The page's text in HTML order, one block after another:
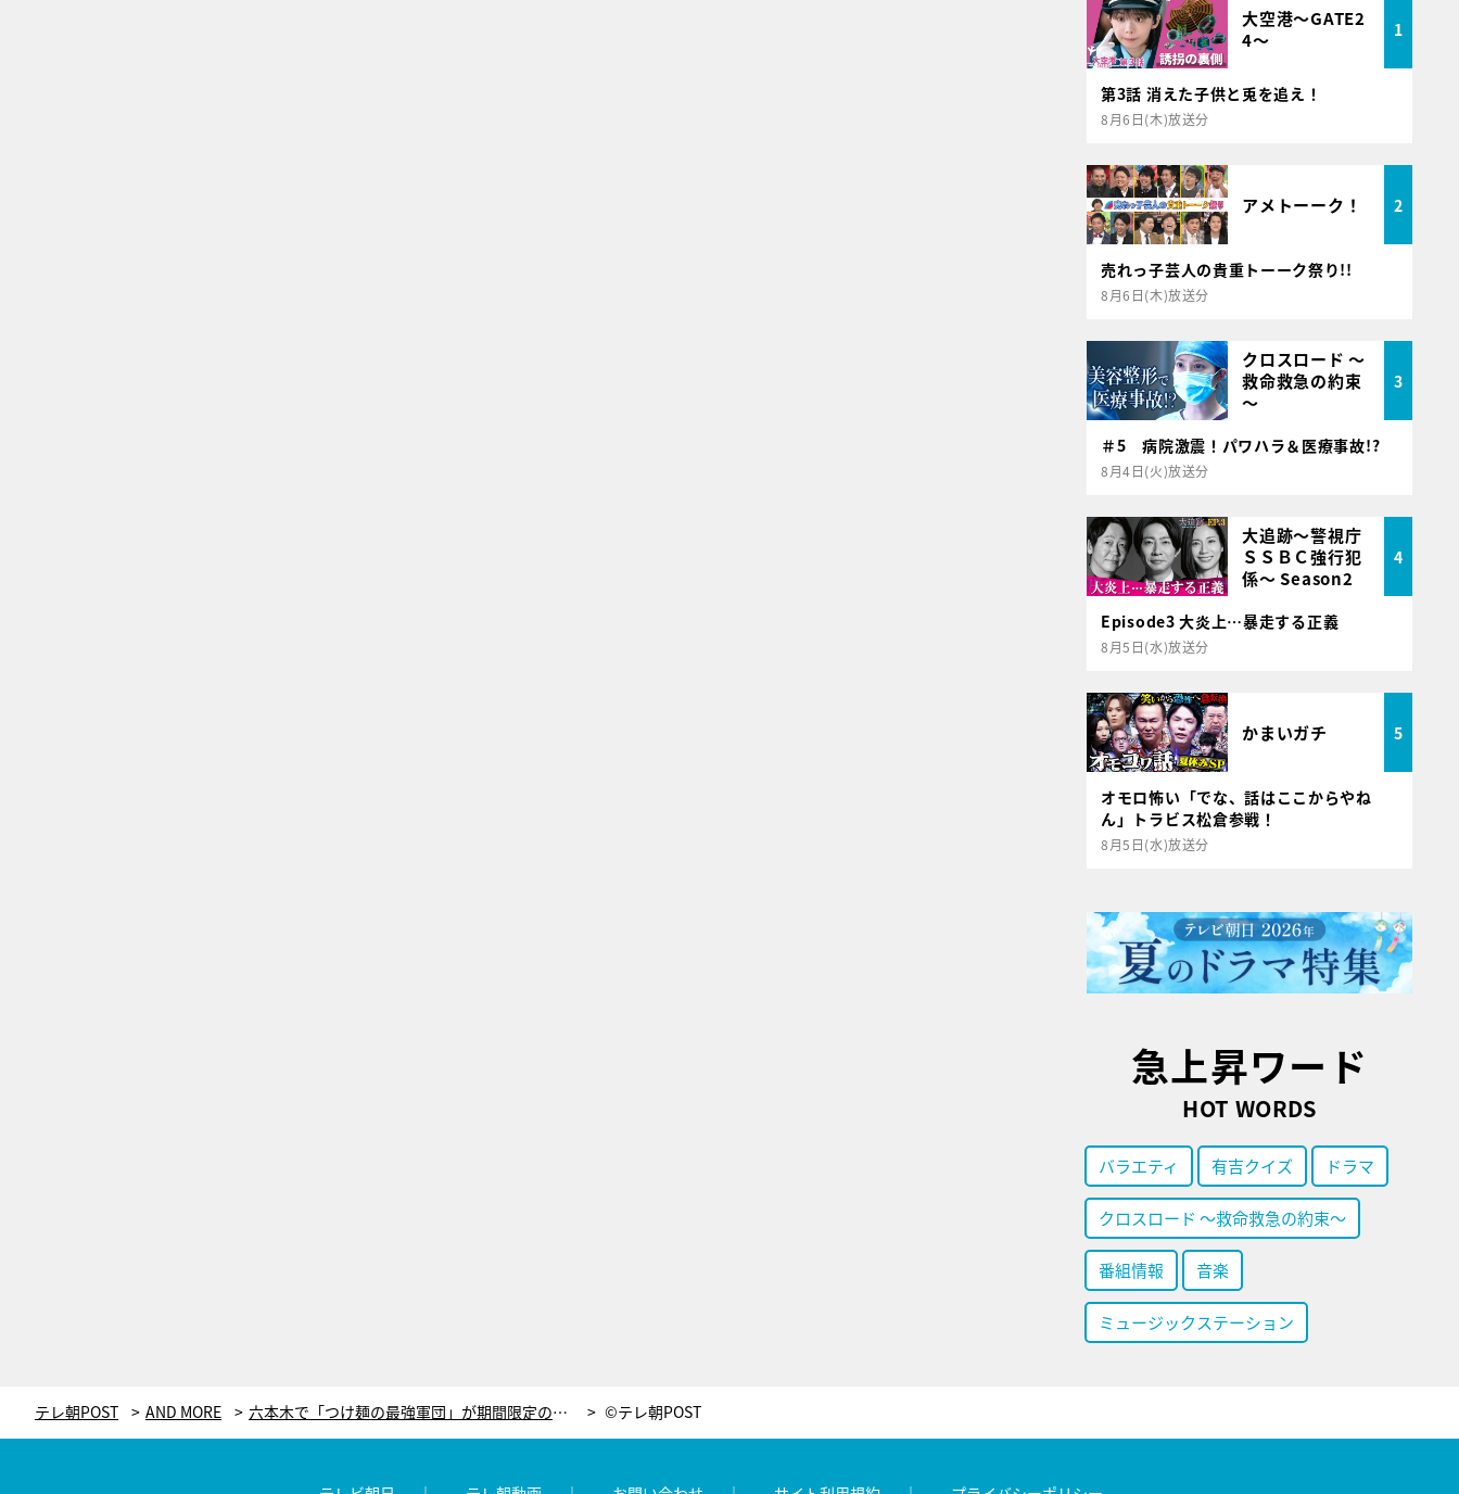
大空港～GATE2
4～
1
第3話 消えた子供と兎を追え！
8月6日(木)放送分
アメトーーク！ 2
売れっ子芸人の貴重トーーク祭り!!
8月6日(木)放送分
クロスロード ～
救命救急の約束
～
3
＃5 病院激震！パワハラ＆医療事故!?
8月4日(火)放送分
大追跡～警視庁
ＳＳＢＣ強行犯
係～ Season2
4
Episode3 大炎上…暴走する正義
8月5日(水)放送分
かまいガチ 5
オモロ怖い「でな、話はここからやね
ん」トラビス松倉参戦！
8月5日(水)放送分
急上昇ワード
HOT WORDS
バラエティ 有吉クイズ ドラマ
クロスロード ～救命救急の約束～
番組情報 音楽
ミュージックステーション
テレ朝POST AND MORE 六本木で「つけ麺の最強軍団」が期間限定の出店中！絶品メニューに美女も舌鼓 ©テレ朝POST